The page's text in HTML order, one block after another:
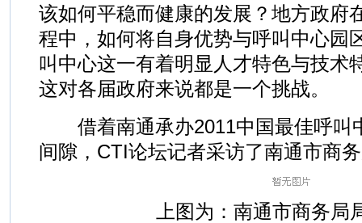
该如何平稳而健康的发展？地方政府
程中，如何将自身优势与呼叫中心园
叫中心这一有着明显人才特色与技术
这对各届政府来说都是一个挑战。
借着南通承办2011中国最佳呼叫
间隙，CTI论坛记者采访了南通市商
上图为：南通市商务局